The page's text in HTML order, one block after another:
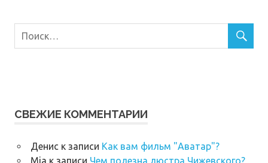
СВЕЖИЕ КОММЕНТАРИИ
Денис к записи Как вам фильм "Аватар"?
Mia к записи Чем полезна люстра Чижевского?